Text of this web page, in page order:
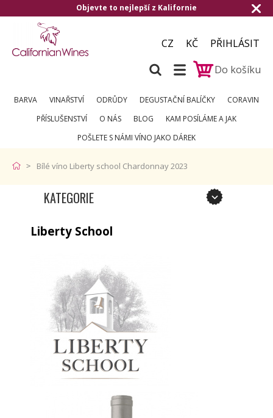
Objevte to nejlepší z Kalifornie
CZ KČ
PŘIHLÁSIT
Do košíku
BARVA VINAŘSTVÍ ODRŮDY DEGUSTAČNÍ BALÍČKY
CORAVIN
PŘÍSLUŠENSTVÍ
O NÁS BLOG
KAM POSÍLÁME A JAK
POŠLETE S NÁMI VÍNO JAKO DÁREK
Bílé víno Liberty school Chardonnay 2023
KATEGORIE
Liberty School